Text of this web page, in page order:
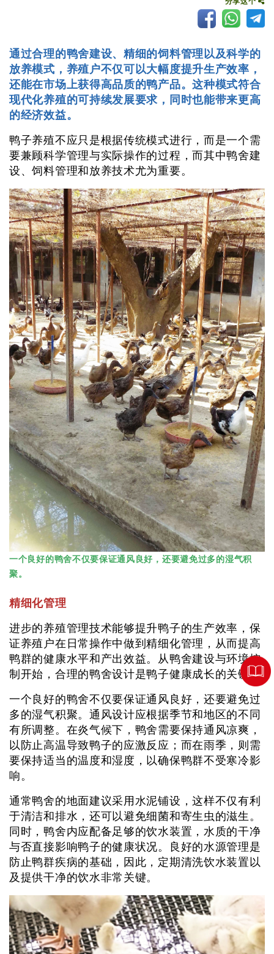
通过合理的鸭舍建设、精细的饲料管理以及科学的
放养模式，养殖户不仅可以大幅度提升生产效率，
还能在市场上获得高品质的鸭产品。这种模式符合
现代化养殖的可持续发展要求，同时也能带来更高
的经济效益。
鸭子养殖不应只是根据传统模式进行，而是一个需
要兼顾科学管理与实际操作的过程，而其中鸭舍建
设、饲料管理和放养技术尤为重要。
一个良好的鸭舍不仅要保证通风良好，还要避免过多的湿气积
聚。
精细化管理
进步的养殖管理技术能够提升鸭子的生产效率，保
证养殖户在日常操作中做到精细化管理，从而提高
鸭群的健康水平和产出效益。从鸭舍建设与环境控
制开始，合理的鸭舍设计是鸭子健康成长的关键。
一个良好的鸭舍不仅要保证通风良好，还要避免过
多的湿气积聚。通风设计应根据季节和地区的不同
有所调整。在炎气候下，鸭舍需要保持通风凉爽，
以防止高温导致鸭子的应激反应；而在雨季，则需
要保持适当的温度和湿度，以确保鸭群不受寒冷影
响。
通常鸭舍的地面建议采用水泥铺设，这样不仅有利
于清洁和排水，还可以避免细菌和寄生虫的滋生。
同时，鸭舍内应配备足够的饮水装置，水质的干净
与否直接影响鸭子的健康状况。良好的水源管理是
防止鸭群疾病的基础，因此，定期清洗饮水装置以
及提供干净的饮水非常关键。